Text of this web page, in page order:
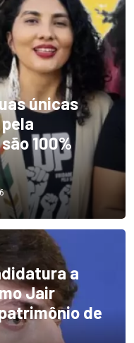
únicas
100%
a
Jair
de